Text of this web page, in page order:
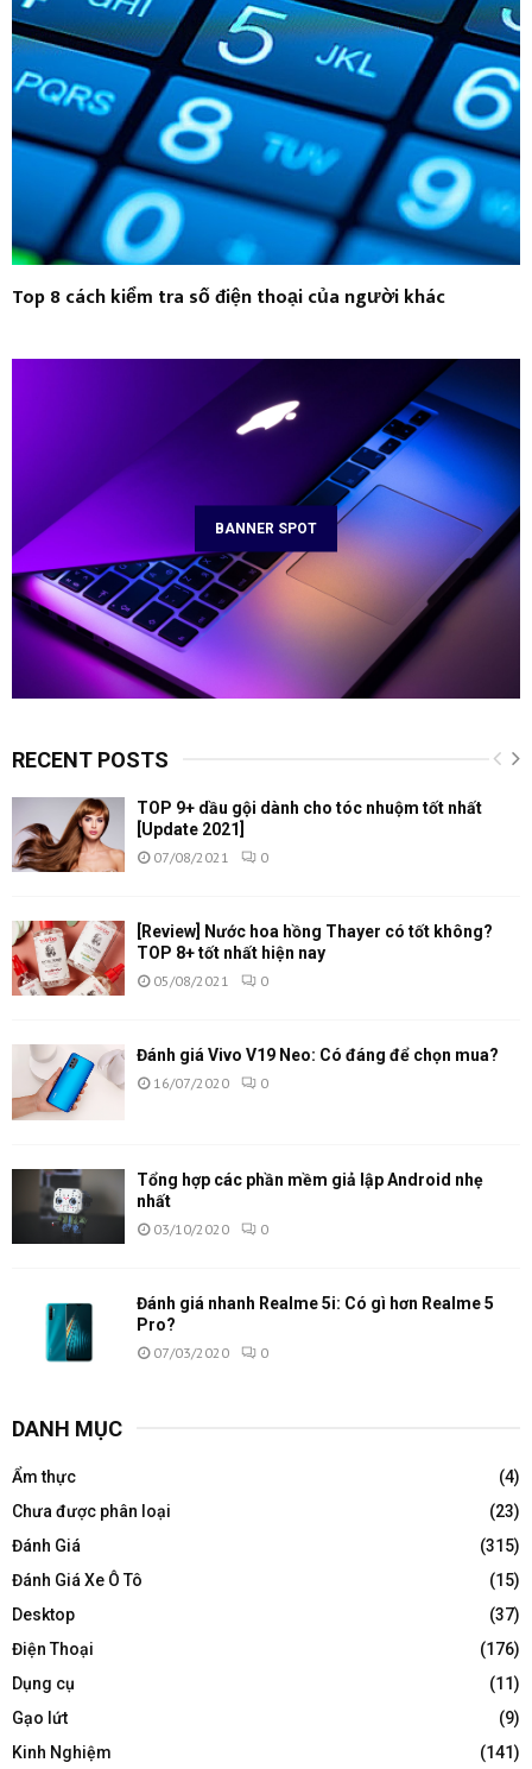
Top 8 cách kiểm tra số điện thoại của người khác
BANNER SPOT
RECENT POSTS
TOP 9+ dầu gội dành cho tóc nhuộm tốt nhất
[Update 2021]
07/08/2021 0
[Review] Nước hoa hồng Thayer có tốt không?
TOP 8+ tốt nhất hiện nay
05/08/2021 0
Đánh giá Vivo V19 Neo: Có đáng để chọn mua?
16/07/2020 0
Tổng hợp các phần mềm giả lập Android nhẹ
nhất
03/10/2020 0
Đánh giá nhanh Realme 5i: Có gì hơn Realme 5
Pro?
07/03/2020 0
DANH MỤC
Ẩm thực
(4)
Chưa được phân loại
(23)
Đánh Giá
(315)
Đánh Giá Xe Ô Tô
(15)
Desktop
(37)
Điện Thoại
(176)
Dụng cụ
(11)
Gạo lứt
(9)
Kinh Nghiệm
(141)